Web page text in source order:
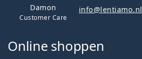
Damon
Customer Care
info@lentiamo.nl
Online shoppen